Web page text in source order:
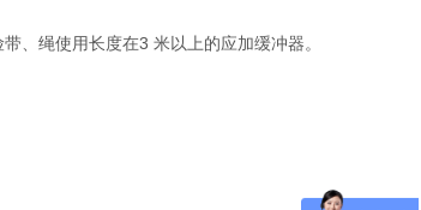
、绳使用长度在3 米以上的应加缓冲器。